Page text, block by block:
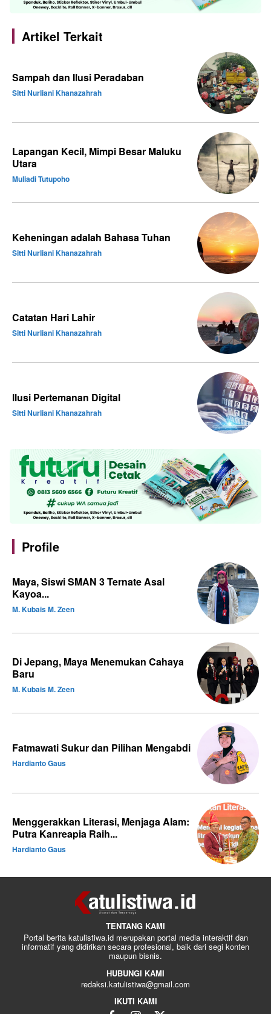
Artikel Terkait
Sampah dan Ilusi Peradaban
Sitti Nurliani Khanazahrah
Lapangan Kecil, Mimpi Besar Maluku
Utara
Muliadi Tutupoho
Keheningan adalah Bahasa Tuhan
Sitti Nurliani Khanazahrah
Catatan Hari Lahir
Sitti Nurliani Khanazahrah
Ilusi Pertemanan Digital
Sitti Nurliani Khanazahrah
Profile
Maya, Siswi SMAN 3 Ternate Asal
Kayoa...
M. Kubais M. Zeen
Di Jepang, Maya Menemukan Cahaya
Baru
M. Kubais M. Zeen
Fatmawati Sukur dan Pilihan Mengabdi
Hardianto Gaus
Menggerakkan Literasi, Menjaga Alam:
Putra Kanreapia Raih...
Hardianto Gaus
TENTANG KAMI
Portal berita katulistiwa.id merupakan portal media interaktif dan
informatif yang didirikan secara profesional, baik dari segi konten
maupun bisnis.
HUBUNGI KAMI
redaksi.katulistiwa@gmail.com
IKUTI KAMI